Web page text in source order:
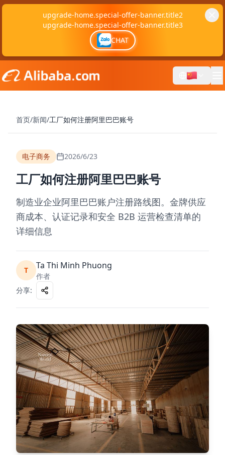
upgrade-home.special-offer-banner.title2
upgrade-home.special-offer-banner.title3
CHAT
首页/新闻/工厂如何注册阿里巴巴账号
电子商务 2026/6/23
工厂如何注册阿里巴巴账号
制造业企业阿里巴巴账户注册路线图。金牌供应
商成本、认证记录和安全 B2B 运营检查清单的
详细信息
T Ta Thi Minh Phuong
作者
分享: